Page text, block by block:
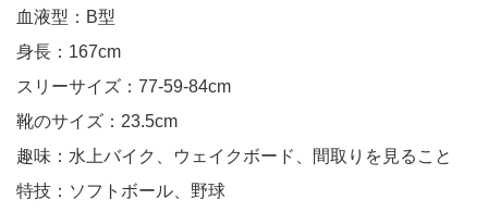
血液型：B型
身長：167cm
スリーサイズ：77-59-84cm
靴のサイズ：23.5cm
趣味：水上バイク、ウェイクボード、間取りを見ること
特技：ソフトボール、野球